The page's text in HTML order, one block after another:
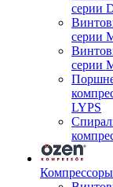
серии
серии
серии
LYPS